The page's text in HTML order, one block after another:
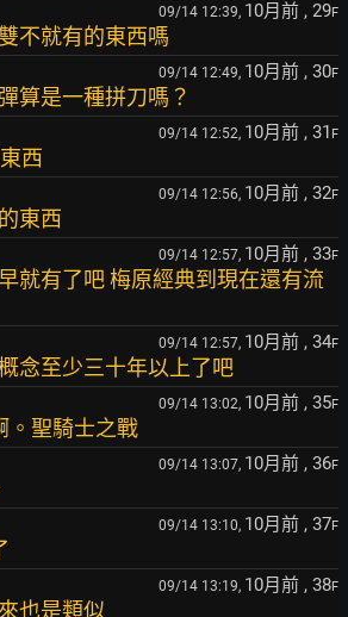
09/14 12:39, 10月前 , 29F
不就有的東西嗎
09/14 12:49, 10月前 , 30F
算是一種拼刀嗎？
09/14 12:52, 10月前 , 31 F
西
09/14 12:56, 10月前 , 32F
東西
09/14 12:57, 10月前 , 33F
就有了吧 梅原經典到現在還有流
09/14 12:57, 10月前 , 34F
念至少三十年以上了吧
09/14 13:02, 10月前 , 35F
。聖騎士之戰
09/14 13:07, 10月前 , 36F
09/14 13:10, 10月前 , 37F
09/14 13:19, 10月前 , 38F
也是類似